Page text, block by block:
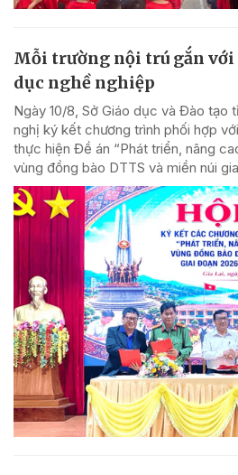
Mỗi trường nội trú gắn với
dục nghề nghiệp
Ngày 10/8, Sở Giáo dục và Đào tạo
nghị ký kết chương trình phối hợp
thực hiện Đề án “Phát triển, nâng
vùng đồng bào DTTS và miền núi